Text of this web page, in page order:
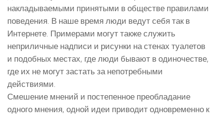
накладываемыми принятыми в обществе правилами
поведения. В наше время люди ведут себя так в
Интернете. Примерами могут также служить
неприличные надписи и рисунки на стенах туалетов
и подобных местах, где люди бывают в одиночестве,
где их не могут застать за непотребными
действиями.
Смешение мнений и постепенное преобладание
одного мнения, одной идеи приводит одновременно к